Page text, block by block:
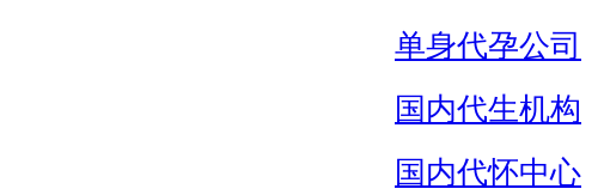
单身代孕公司
国内代生机构
国内代怀中心